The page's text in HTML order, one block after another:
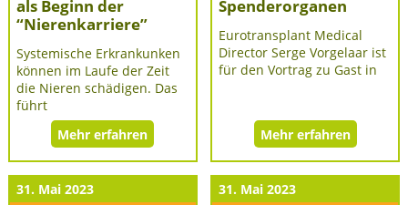
als Beginn der
“Nierenkarriere”
Systemische Erkrankunken
können im Laufe der Zeit
die Nieren schädigen. Das
führt
Mehr erfahren
Spenderorganen
Eurotransplant Medical
Director Serge Vorgelaar ist
für den Vortrag zu Gast in
Mehr erfahren
31. Mai 2023 31. Mai 2023